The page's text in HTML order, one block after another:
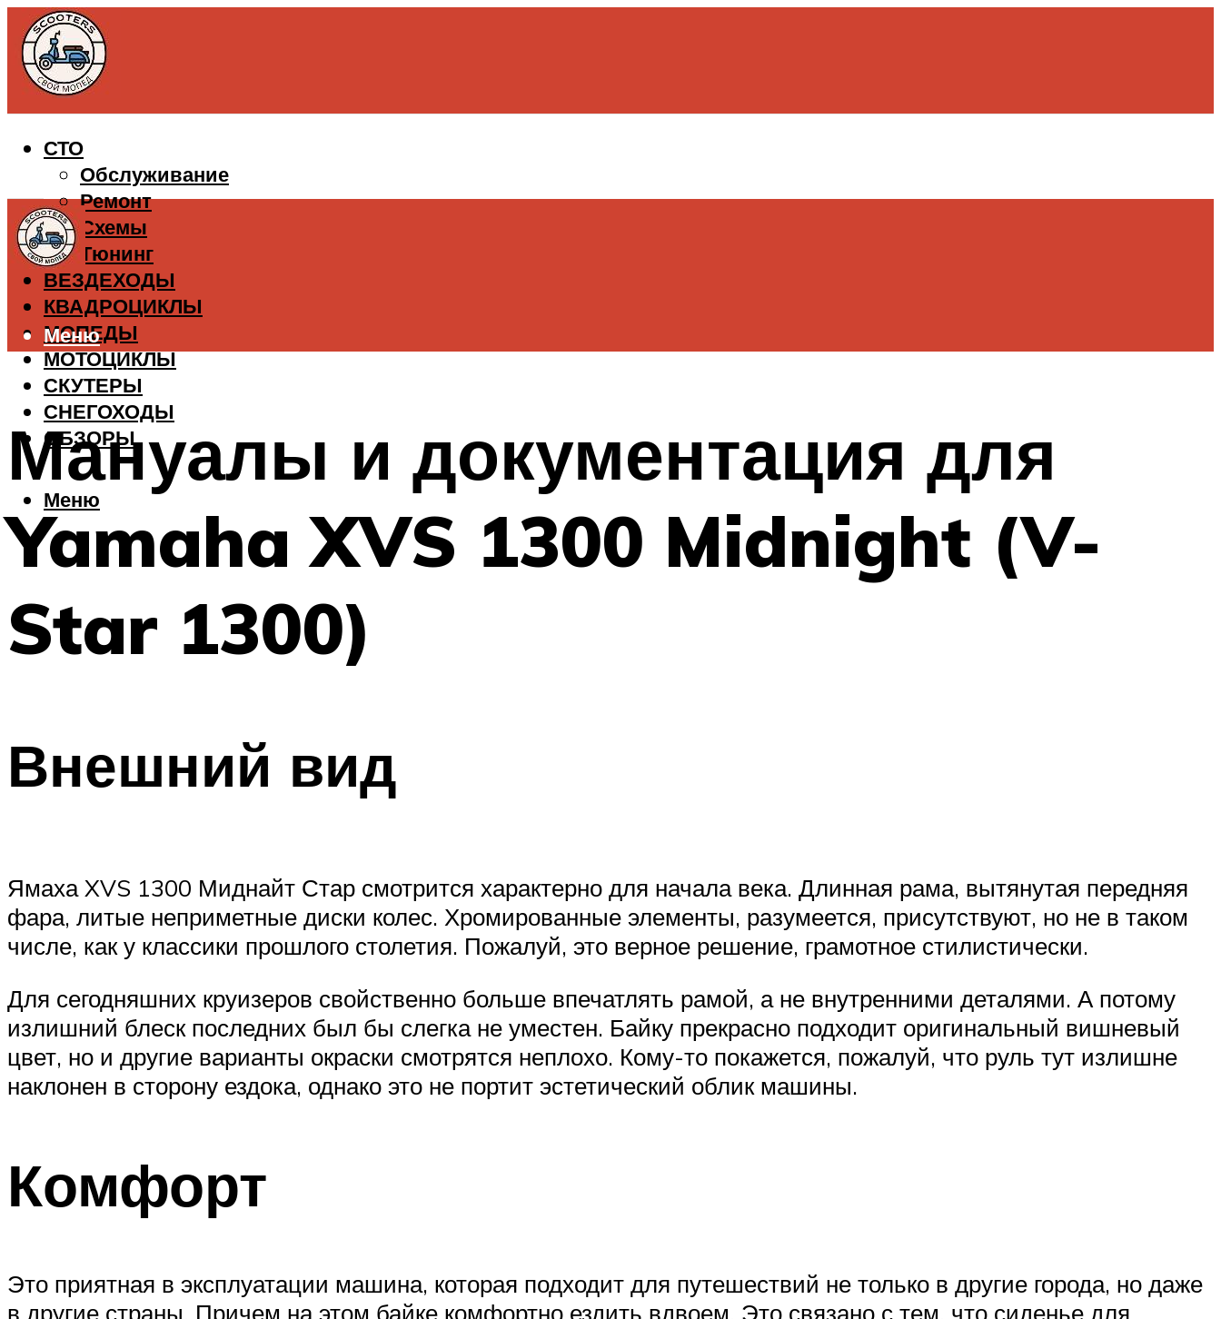
СТО
Обслуживание
Ремонт
Схемы
Тюнинг
ВЕЗДЕХОДЫ
КВАДРОЦИКЛЫ
МОПЕДЫ
МОТОЦИКЛЫ
СКУТЕРЫ
СНЕГОХОДЫ
ОБЗОРЫ
Меню
Меню
Мануалы и документация для
Yamaha XVS 1300 Midnight (V-
Star 1300)
Внешний вид
Ямаха XVS 1300 Миднайт Стар смотрится характерно для начала века. Длинная рама, вытянутая передняя
фара, литые неприметные диски колес. Хромированные элементы, разумеется, присутствуют, но не в таком
числе, как у классики прошлого столетия. Пожалуй, это верное решение, грамотное стилистически.
Для сегодняшних круизеров свойственно больше впечатлять рамой, а не внутренними деталями. А потому
излишний блеск последних был бы слегка не уместен. Байку прекрасно подходит оригинальный вишневый
цвет, но и другие варианты окраски смотрятся неплохо. Кому-то покажется, пожалуй, что руль тут излишне
наклонен в сторону ездока, однако это не портит эстетический облик машины.
Комфорт
Это приятная в эксплуатации машина, которая подходит для путешествий не только в другие города, но даже
в другие страны. Причем на этом байке комфортно ездить вдвоем. Это связано с тем, что сиденье для